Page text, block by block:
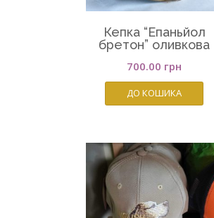
Кепка “Епаньйол
бретон” оливкова
700.00 грн
ДО КОШИКА